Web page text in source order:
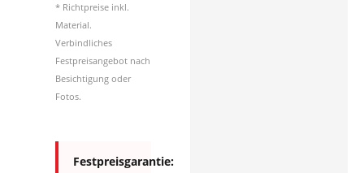
* Richtpreise inkl.
Material.
Verbindliches
Festpreisangebot nach
Besichtigung oder
Fotos.
Festpreisgarantie: